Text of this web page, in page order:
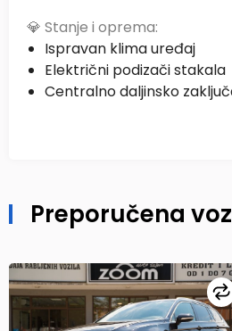
💎 Stanje i oprema:
Ispravan klima uređaj
Električni podizači stakala
Centralno daljinsko
Preporučena